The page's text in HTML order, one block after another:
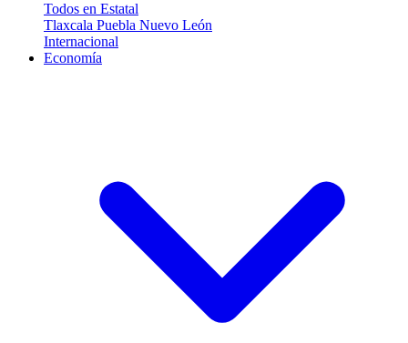
Todos en Estatal
Tlaxcala Puebla Nuevo León
Internacional
Economía